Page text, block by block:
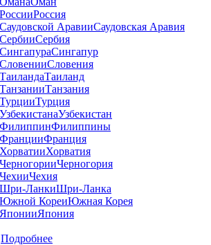
Россия
Саудовская Аравия
Сербия
Сингапур
Словения
Таиланд
Танзания
Турция
Узбекистан
Филиппины
Франция
Хорватия
Черногория
Чехия
Шри-Ланка
Южная Корея
Япония
Подробнее